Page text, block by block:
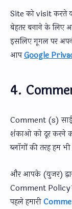
Site को visit करते
बेहतर बनाने के लिए
इसलिए गूगल पर
आपGoogle
4.
Comment (s)
शंकाओ को दूर करने
ब्लॉगों की तरह हम
और आपके (युजर)
Comment Policy
पहले हमारी